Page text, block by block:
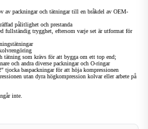
av packningar och tätningar till en bråkdel av OEM-
pålitlighet och prestanda
fullständig trygghet, eftersom varje set är utformat för
tätning som krävs för att bygga om ett top end;
och andra diverse packningar och O-ringar
tjocka baspackningar för att höja kompressionen
utan dyra högkompression kolvar eller arbete på
inte.